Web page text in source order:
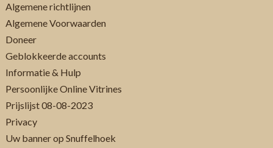
Algemene richtlijnen
Algemene Voorwaarden
Doneer
Geblokkeerde accounts
Informatie & Hulp
Persoonlijke Online Vitrines
Prijslijst 08-08-2023
Privacy
Uw banner op Snuffelhoek